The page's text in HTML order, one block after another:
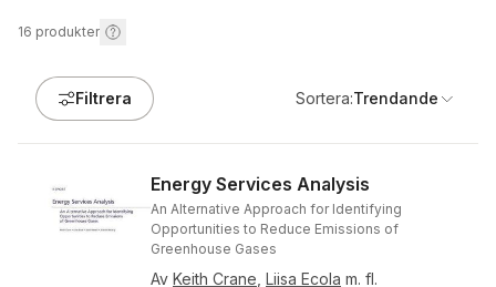
16 produkter
Filtrera Sortera:Trendande
Energy Services Analysis
An Alternative Approach for Identifying
Opportunities to Reduce Emissions of
Greenhouse Gases
Av Keith Crane Liisa Ecola m. fl.